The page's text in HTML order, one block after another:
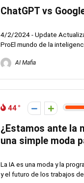
ChatGPT vs
4/2/2024 - Update
ProEl mundo de la
AI Mafia
44
¿Estamos ante la
una simple moda
La IA es una moda y la
y el futuro de los trabajos de